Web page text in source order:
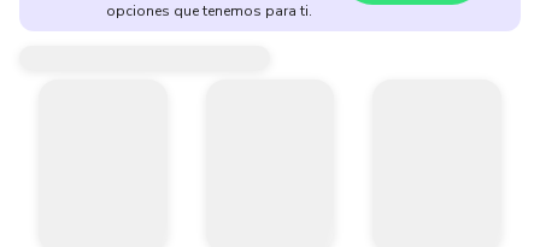
opciones que tenemos para ti.